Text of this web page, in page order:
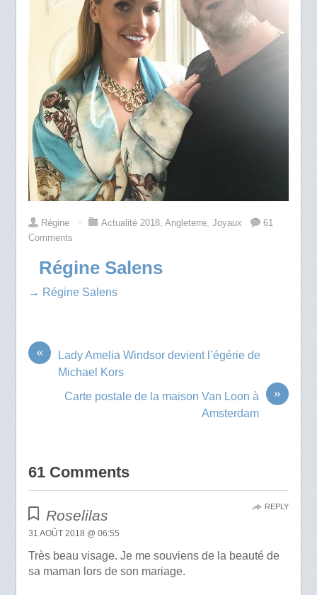
Régine ⋅ Actualité 2018, Angleterre, Joyaux
61
Comments
Régine Salens
→ Régine Salens
«
Lady Amelia Windsor devient l’égérie de
Michael Kors
»
Carte postale de la maison Van Loon à
Amsterdam
61 Comments
Roselilas
31 AOÛT 2018 @ 06:55
Très beau visage. Je me souviens de la beauté de
sa maman lors de son mariage.
REPLY